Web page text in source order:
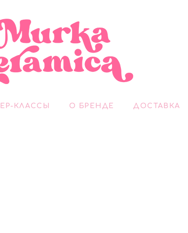
КЛАССЫ О БРЕНДЕ ДОСТАВКА